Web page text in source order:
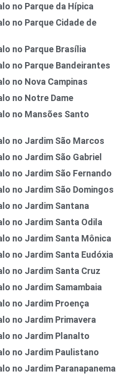
no Parque da Hípica
no Parque Cidade de
no Parque Brasília
no Parque Bandeirantes
no Nova Campinas
no Notre Dame
no Mansões Santo
no Jardim São Marcos
no Jardim São Gabriel
no Jardim São Fernando
no Jardim São Domingos
no Jardim Santana
no Jardim Santa Odila
no Jardim Santa Mônica
no Jardim Santa Eudóxia
no Jardim Santa Cruz
no Jardim Samambaia
no Jardim Proença
no Jardim Primavera
no Jardim Planalto
no Jardim Paulistano
no Jardim Paranapanema